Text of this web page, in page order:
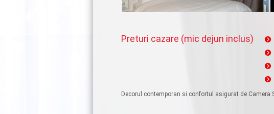
Preturi cazare (mic dejun inclus)
Decorul contemporan si confortul asigurat de Camera